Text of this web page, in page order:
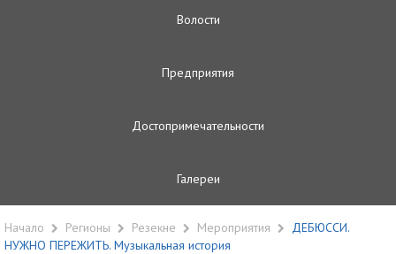
Волости
Предприятия
Достопримечательности
Галереи
Начало Регионы Резекне Мероприятия
ДЕБЮССИ.
НУЖНО ПЕРЕЖИТЬ. Музыкальная история